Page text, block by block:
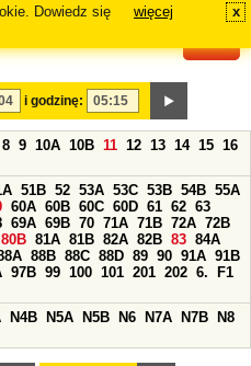
Dowiedz się
więcej x
i godzinę:
8 9 10A 10B 11 12 13 14 15 16
51B 52 53A 53C 53B 54B 55A
60A 60B 60C 60D 61 62 63
69A 69B 70 71A 71B 72A 72B
80B 81A 81B 82A 82B 83 84A
88B 88C 88D 89 90 91A 91B
97B 99 100 101 201 202 6.
F1
N4B N5A N5B N6 N7A N7B
N8